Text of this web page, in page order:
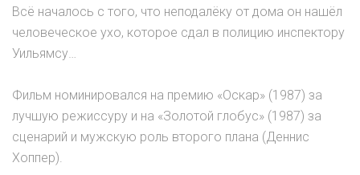
Всё началось с того, что неподалёку от дома он нашёл
человеческое ухо, которое сдал в полицию инспектору
Уильямсу…
Фильм номинировался на премию «Оскар» (1987) за
лучшую режиссуру и на «Золотой глобус» (1987) за
сценарий и мужскую роль второго плана (Деннис
Хоппер).